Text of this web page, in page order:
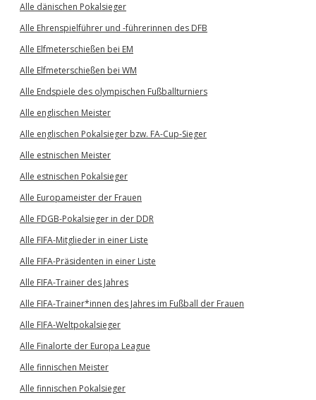
Alle dänischen Pokalsieger
Alle Ehrenspielführer und -führerinnen des DFB
Alle Elfmeterschießen bei EM
Alle Elfmeterschießen bei WM
Alle Endspiele des olympischen Fußballturniers
Alle englischen Meister
Alle englischen Pokalsieger bzw. FA-Cup-Sieger
Alle estnischen Meister
Alle estnischen Pokalsieger
Alle Europameister der Frauen
Alle FDGB-Pokalsieger in der DDR
Alle FIFA-Mitglieder in einer Liste
Alle FIFA-Präsidenten in einer Liste
Alle FIFA-Trainer des Jahres
Alle FIFA-Trainer*innen des Jahres im Fußball der Frauen
Alle FIFA-Weltpokalsieger
Alle Finalorte der Europa League
Alle finnischen Meister
Alle finnischen Pokalsieger